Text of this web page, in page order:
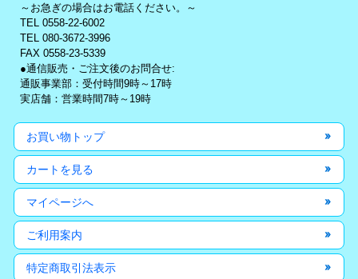
～お急ぎの場合はお電話ください。～
TEL 0558-22-6002
TEL 080-3672-3996
FAX 0558-23-5339
●通信販売・ご注文後のお問合せ:
通販事業部：受付時間9時～17時
実店舗：営業時間7時～19時
お買い物トップ
カートを見る
マイページへ
ご利用案内
特定商取引法表示